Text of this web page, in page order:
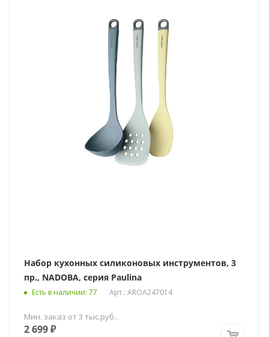
Набор кухонных силиконовых инструментов, 3
пр., NADOBA, серия Paulina
Есть в наличии: 77 Арт.: AROA247014
Мин. заказ от 3 тыс.руб..
2 699₽